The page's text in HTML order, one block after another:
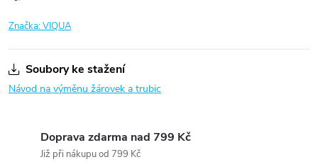
Značka:VIQUA
Soubory ke stažení
Návod na výměnu žárovek a trubic
Doprava zdarma nad 799 Kč
Již při nákupu od 799 Kč